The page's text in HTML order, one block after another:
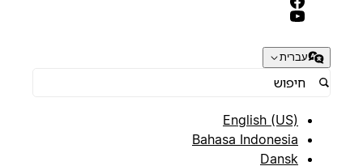
עברית
English (US)
Bahasa Indonesia
Dansk